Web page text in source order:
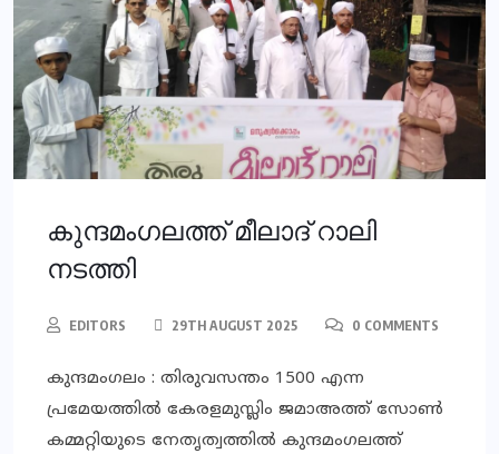
കുന്ദമംഗലത്ത് മീലാദ് റാലി
നടത്തി
EDITORS 29TH AUGUST 2025 0 COMMENTS
കുന്ദമംഗലം : തിരുവസന്തം 1500 എന്ന
പ്രമേയത്തിൽ കേരളമുസ്ലിം ജമാഅത്ത് സോൺ
കമ്മറ്റിയുടെ നേതൃത്വത്തിൽ കുന്ദമംഗലത്ത്